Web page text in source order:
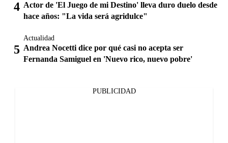
Actor de 'El Juego de mi Destino' lleva duro duelo desde
hace años: "La vida será agridulce"
Actualidad
Andrea Nocetti dice por qué casi no acepta ser
Fernanda Samiguel en 'Nuevo rico, nuevo pobre'
PUBLICIDAD